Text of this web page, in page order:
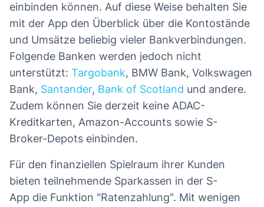
einbinden können. Auf diese Weise behalten Sie
mit der App den Überblick über die Kontostände
und Umsätze beliebig vieler Bankverbindungen.
Folgende Banken werden jedoch nicht
unterstützt: Targobank, BMW Bank, Volkswagen
Bank, Santander, Bank of Scotland und andere.
Zudem können Sie derzeit keine ADAC-
Kreditkarten, Amazon-Accounts sowie S-
Broker-Depots einbinden.
Für den finanziellen Spielraum ihrer Kunden
bieten teilnehmende Sparkassen in der S-
App die Funktion "Ratenzahlung". Mit wenigen